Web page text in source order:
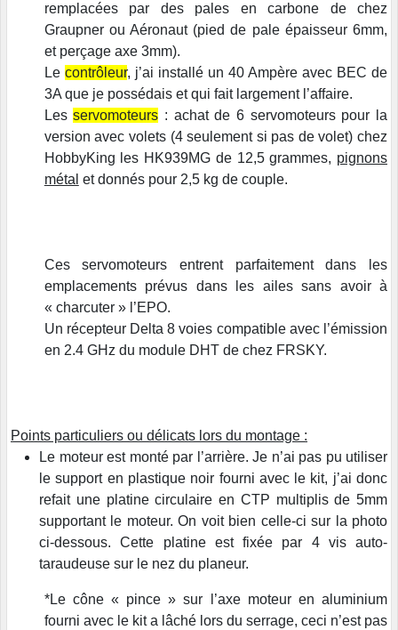
remplacées par des pales en carbone de chez
Graupner ou Aéronaut (pied de pale épaisseur 6mm,
et perçage axe 3mm).
Le contrôleur, j’ai installé un 40 Ampère avec BEC de
3A que je possédais et qui fait largement l’affaire.
Lesservomoteurs : achat de 6 servomoteurs pour la
version avec volets (4 seulement si pas de volet) chez
HobbyKing les HK939MG de 12,5 grammes, pignons
métal et donnés pour 2,5 kg de couple.
Ces servomoteurs entrent parfaitement dans les
emplacements prévus dans les ailes sans avoir à
« charcuter » l’EPO.
Un récepteur Delta 8 voies compatible avec l’émission
en 2.4 GHz du module DHT de chez FRSKY.
Points particuliers ou délicats lors du montage :
Le moteur est monté par l’arrière. Je n’ai pas pu utiliser
le support en plastique noir fourni avec le kit, j’ai donc
refait une platine circulaire en CTP multiplis de 5mm
supportant le moteur. On voit bien celle-ci sur la photo
ci-dessous. Cette platine est fixée par 4 vis auto-
taraudeuse sur le nez du planeur.
*Le cône « pince » sur l’axe moteur en aluminium
fourni avec le kit a lâché lors du serrage, ceci n’est pas